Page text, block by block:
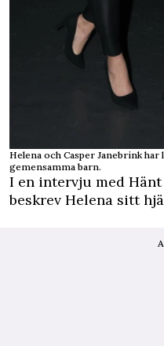
Helena och Casper Janebrink
gemensamma barn.
I en intervju med Hänt
beskrev Helena sitt